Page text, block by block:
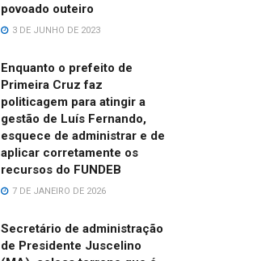
povoado outeiro
3 DE JUNHO DE 2023
Enquanto o prefeito de
Primeira Cruz faz
politicagem para atingir a
gestão de Luís Fernando,
esquece de administrar e de
aplicar corretamente os
recursos do FUNDEB
7 DE JANEIRO DE 2026
Secretário de administração
de Presidente Juscelino